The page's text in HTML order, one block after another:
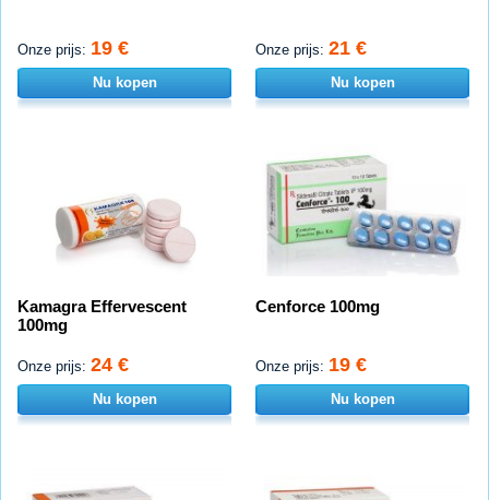
Onze prijs: 19 €
Nu kopen
Onze prijs: 21 €
Nu kopen
Kamagra Effervescent
100mg
Onze prijs: 24 €
Nu kopen
Cenforce 100mg
Onze prijs: 19 €
Nu kopen